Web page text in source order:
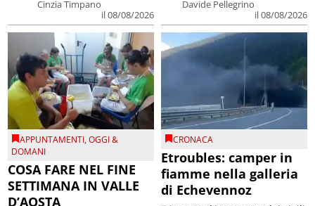
Cinzia Timpano
il 08/08/2026
Davide Pellegrino
il 08/08/2026
APPUNTAMENTI,OGGI &
DOMANI
COSA FARE NEL FINE
SETTIMANA IN VALLE
D’AOSTA
CRONACA
Etroubles: camper in
fiamme nella galleria
di Echevennoz